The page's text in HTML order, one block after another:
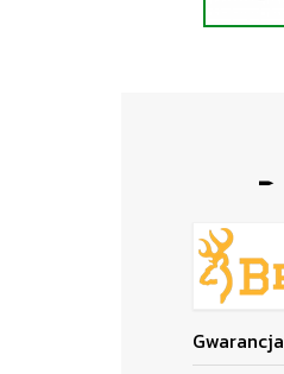
Gwarancja